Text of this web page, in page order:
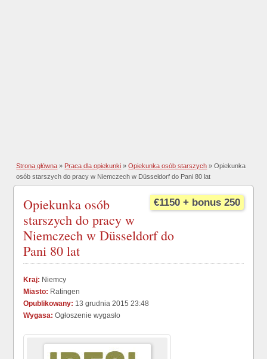
Strona główna » Praca dla opiekunki »Opiekunka osób starszych » Opiekunka
osób starszych do pracy w Niemczech w Düsseldorf do Pani 80 lat
€1150 + bonus 250
Opiekunka osób
starszych do pracy w
Niemczech w Düsseldorf do
Pani 80 lat
Kraj: Niemcy
Miasto: Ratingen
Opublikowany: 13 grudnia 2015 23:48
Wygasa: Ogłoszenie wygasło